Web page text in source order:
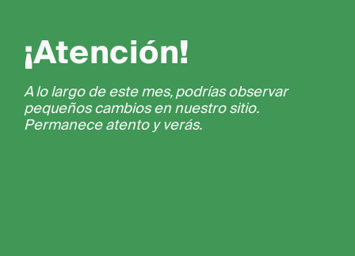
¡Atención!
A lo largo de este mes, podrías observar
pequeños cambios en nuestro sitio.
Permanece atento y verás.